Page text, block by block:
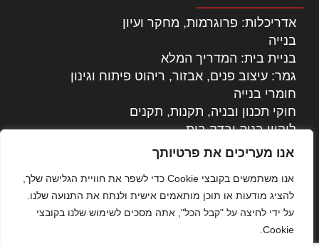
אנו מעריכים את פרטיותך
אנו משתמשים בקובצי Cookie כדי לשפר את חוויית הגלישה שלך,
להציג מודעות או תוכן מותאמים אישית ולנתח את התנועה שלנו.
על ידי לחיצה על "קבל הכל", אתה מסכים לשימוש שלנו בקובצי
Cookie.
אדריכלות: פרוגרמות, מחקר ועיון
בנייה
בניית בית: המדריך המלא
גמר: עיצוב פנים, אבזור, ריהוט פיתוח וגינון
חומרי בנייה
חוקי תכנון ובניה, תקנות, תקנים
ליקויי בניה ובדק בית
נדל"ן: זכויות, אגרות ועסקאות
עקרונות ניהול אחזקה מתקדמות
צילום אדריכלי
שיווק נדלן
שיטות בניה: מפרטים והמלצות